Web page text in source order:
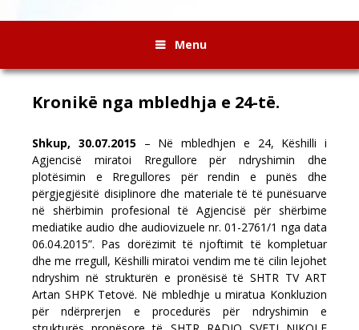
Menu
Kronikë nga mbledhja e 24-të.
Shkup, 30.07.2015– Në mbledhjen e 24, Këshilli i
Agjencisë miratoi Rregullore për ndryshimin dhe
plotësimin e Rregullores për rendin e punës dhe
përgjegjësitë disiplinore dhe materiale të të punësuarve
në shërbimin profesional të Agjencisë për shërbime
mediatike audio dhe audiovizuele nr. 01-2761/1 nga data
06.04.2015”. Pas dorëzimit të njoftimit të kompletuar
dhe me rregull, Këshilli miratoi vendim me të cilin lejohet
ndryshim në strukturën e pronësisë të SHTR TV ART
Artan SHPK Tetovë. Në mbledhje u miratua Konkluzion
për ndërprerjen e procedurës për ndryshimin e